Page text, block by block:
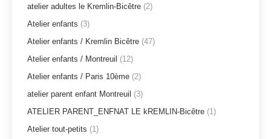
atelier adultes le Kremlin-Bicêtre (2)
Atelier enfants (3)
Atelier enfants / Kremlin Bicêtre (47)
Atelier enfants / Montreuil (12)
Atelier enfants / Paris 10ème (2)
atelier parent enfant Montreuil (3)
ATELIER PARENT_ENFNAT LE kREMLIN-Bicêtre (1)
Atelier tout-petits (1)